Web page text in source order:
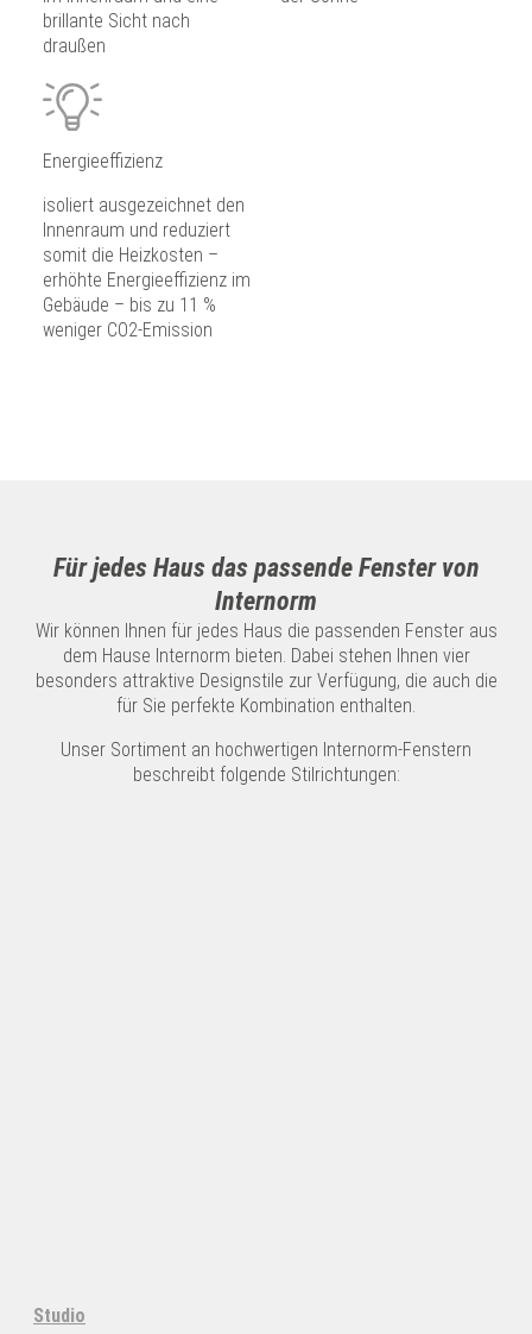
brillante Sicht nach
draußen
Energieeffizienz
isoliert ausgezeichnet den
Innenraum und reduziert
somit die Heizkosten –
erhöhte Energieeffizienz im
Gebäude – bis zu 11 %
weniger CO2-Emission
Für jedes Haus das passende Fenster von
Internorm
Wir können Ihnen für jedes Haus die passenden Fenster aus
dem Hause Internorm bieten. Dabei stehen Ihnen vier
besonders attraktive Designstile zur Verfügung, die auch die
für Sie perfekte Kombination enthalten.
Unser Sortiment an hochwertigen Internorm-Fenstern
beschreibt folgende Stilrichtungen:
Studio